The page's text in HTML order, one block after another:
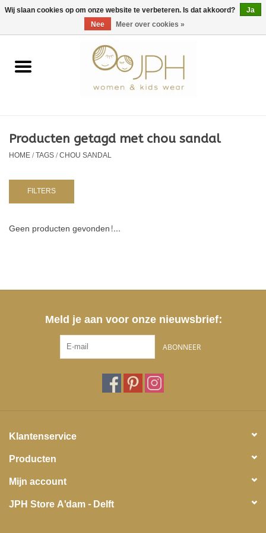
EUR/GBP/USD 0 Artikelen - €0,00
Home
Kids
NURSERY / TABLEWARE
Producten getagd met chou sandal
HOME/TAGS/CHOU SANDAL
FILTERS
Geen producten gevonden!...
Meld je aan voor onze nieuwsbrief:
ABONNEER
Klantenservice
Producten
Mijn account
JPH Store A'dam - Delft
Wij slaan cookies op om onze website te verbeteren. Is dat akkoord?
Ja
Nee
Meer over cookies »